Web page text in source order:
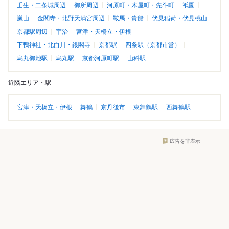
壬生・二条城周辺 御所周辺 河原町・木屋町・先斗町
祇園
嵐山
金閣寺・北野天満宮周辺 鞍馬・貴船
伏見稲荷・伏見桃山
京都駅周辺
宇治
宮津・天橋立・伊根
下鴨神社・北白川・銀閣寺
京都駅
四条駅（京都市営）
烏丸御池駅
烏丸駅 京都河原町駅 山科駅
近隣エリア・駅
宮津・天橋立・伊根 舞鶴 京丹後市 東舞鶴駅 西舞鶴駅
広告を非表示